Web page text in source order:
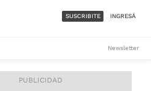
ACCESO FULL - $1.800/MES
SUSCRIBITE INGRESÁ
Newsletter